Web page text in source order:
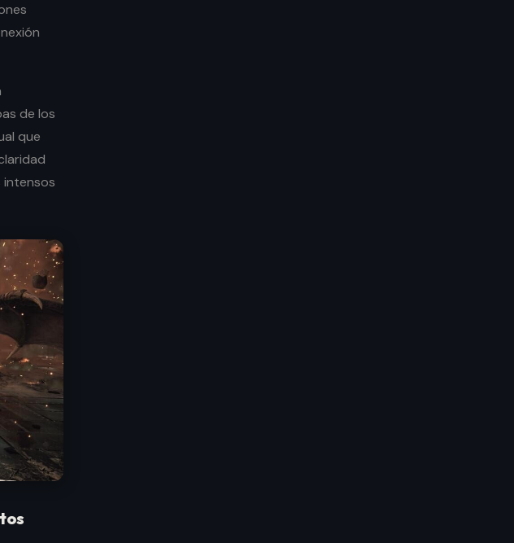
de los
que
intensos